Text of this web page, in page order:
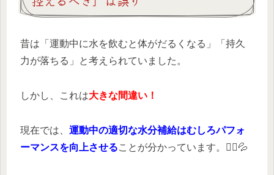
昔は「運動中に水を飲むと体がだるくなる」「持久
力が落ちる」と考えられていました。
しかし、これは大きな間違い！
現在では、 運動中の適切な水分補給はむしろパフォ
ーマンスを向上させることが分かっています。🚴‍♂️💦